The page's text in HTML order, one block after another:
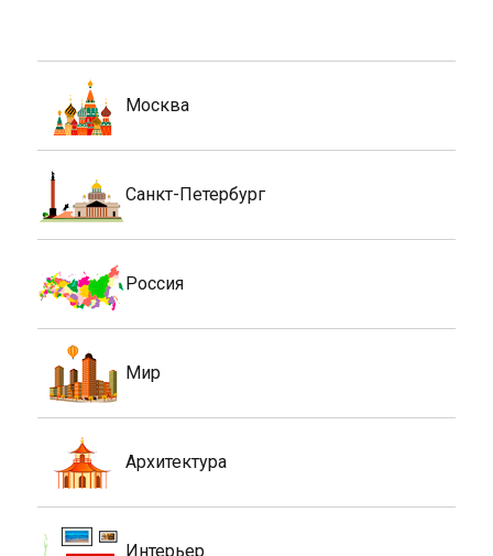
Москва
Санкт-Петербург
Россия
Мир
Архитектура
Интерьер